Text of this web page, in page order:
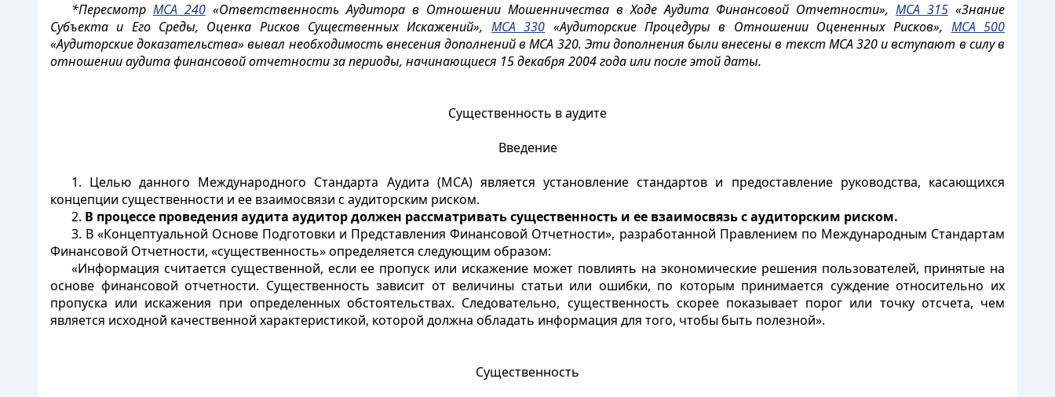
*Пересмотр МСА 240«Ответственность Аудитора в Отношении Мошенничества в Ходе Аудита Финансовой Отчетности», МСА 315 «Знание
Субъекта и Его Среды, Оценка Рисков Существенных Искажений», МСА 330 «Аудиторские Процедуры в Отношении Оцененных Рисков», МСА 500
«Аудиторские доказательства» вывал необходимость внесения дополнений в МСА 320. Эти дополнения были внесены в текст МСА 320 и вступают в силу в
отношении аудита финансовой отчетности за периоды, начинающиеся 15 декабря 2004 года или после этой даты.
Существенность в аудите
Введение
1. Целью данного Международного Стандарта Аудита (МСА) является установление стандартов и предоставление руководства, касающихся
концепции существенности и ее взаимосвязи с аудиторским риском.
2. В процессе проведения аудита аудитор должен рассматривать существенность и ее взаимосвязь с аудиторским риском.
3. В «Концептуальной Основе Подготовки и Представления Финансовой Отчетности», разработанной Правлением по Международным Стандартам
Финансовой Отчетности, «существенность» определяется следующим образом:
«Информация считается существенной, если ее пропуск или искажение может повлиять на экономические решения пользователей, принятые на
основе финансовой отчетности. Существенность зависит от величины статьи или ошибки, по которым принимается суждение относительно их
пропуска или искажения при определенных обстоятельствах. Следовательно, существенность скорее показывает порог или точку отсчета, чем
является исходной качественной характеристикой, которой должна обладать информация для того, чтобы быть полезной».
Существенность